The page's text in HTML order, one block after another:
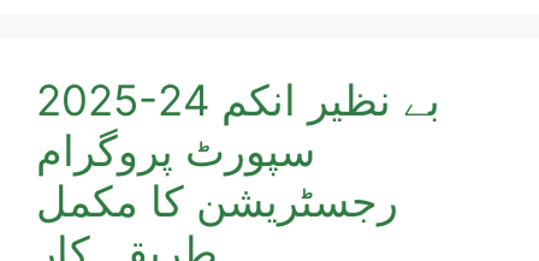
2025-24 بے نظیر انکم
سپورٹ پروگرام
رجسٹریشن کا مکمل